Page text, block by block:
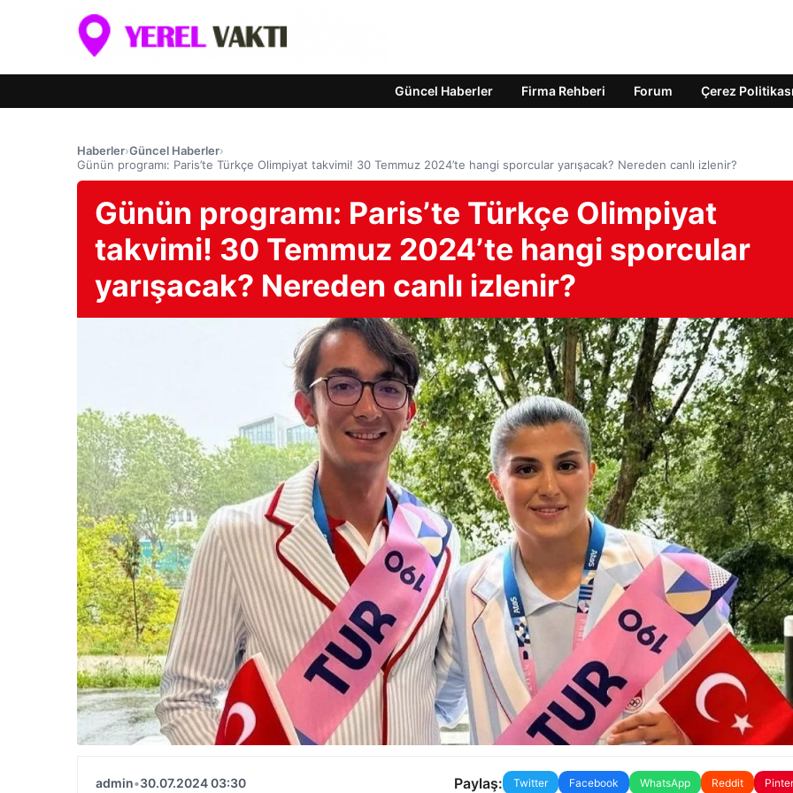
Güncel Haberler Firma Rehberi Forum Çerez Politikası
Haberler›Güncel Haberler›
Günün programı: Paris’te Türkçe Olimpiyat takvimi! 30 Temmuz 2024’te hangi sporcular yarışacak? Nereden canlı izlenir?
Günün programı: Paris’te Türkçe Olimpiyat
takvimi! 30 Temmuz 2024’te hangi sporcular
yarışacak? Nereden canlı izlenir?
admin•30.07.2024 03:30 Paylaş: Twitter Facebook WhatsApp Reddit